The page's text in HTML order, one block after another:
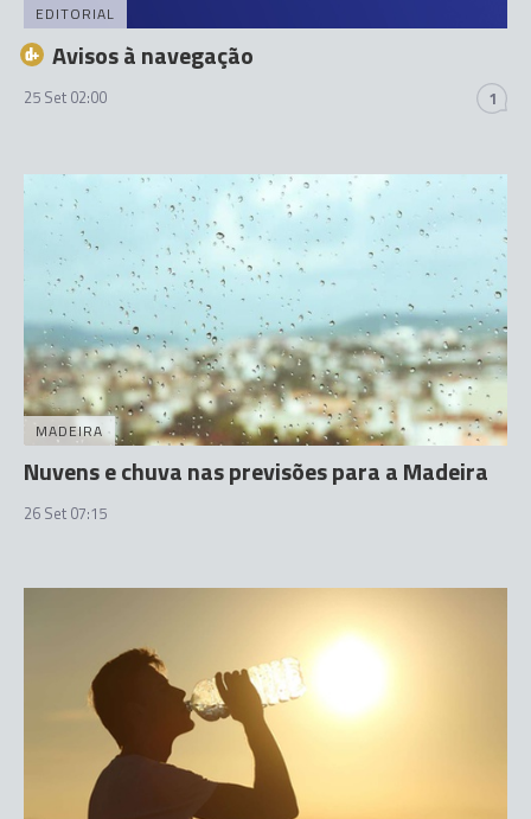
EDITORIAL
Avisos à navegação
25 Set 02:00 1
MADEIRA
Nuvens e chuva nas previsões para a Madeira
26 Set 07:15